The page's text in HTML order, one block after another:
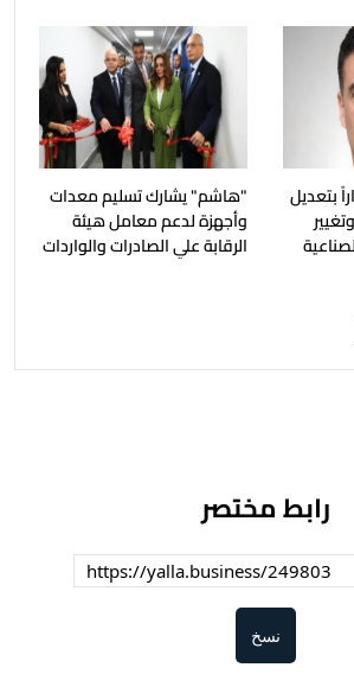
بتعديل
"هاشم" يشارك تسليم معدات
وأجهزة لدعم معامل هيئة
الرقابة علي الصادرات والواردات
رابط مختصر
نسخ